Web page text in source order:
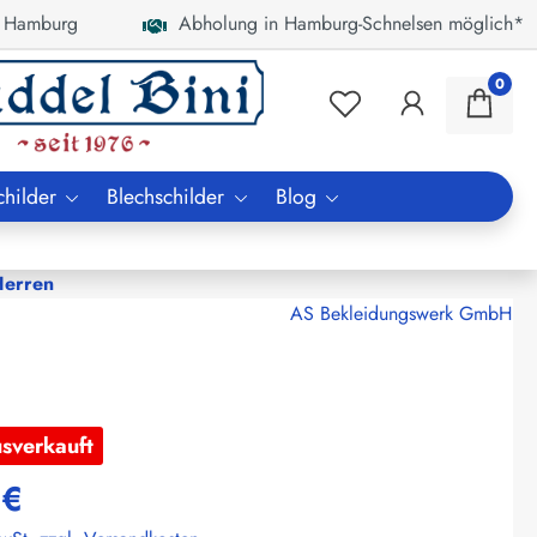
Abholung in Hamburg-Schnelsen möglich*
0
Blechschilder Blog
AS Bekleidungswerk GmbH